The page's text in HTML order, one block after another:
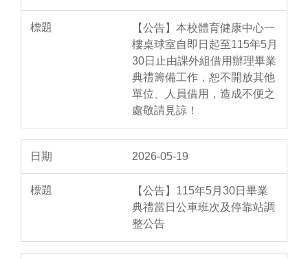
【公告】本校體育健康中心一
樓桌球室自即日起至115年5月
30日止由課外組借用辦理畢業
典禮籌備工作，恕不開放其他
單位、人員借用，造成不便之
處敬請見諒！
2026-05-19
【公告】115年5月30日畢業
典禮當日公車班次及停靠站調
整公告